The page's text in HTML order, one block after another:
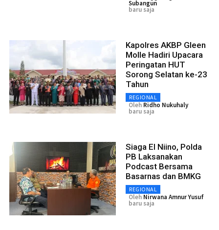
Subangun
baru saja
Kapolres AKBP Gleen
Molle Hadiri Upacara
Peringatan HUT
Sorong Selatan ke-23
Tahun
REGIONAL
Oleh Ridho Nukuhaly
baru saja
Siaga El Niino, Polda
PB Laksanakan
Podcast Bersama
Basarnas dan BMKG
REGIONAL
Oleh Nirwana Amnur Yusuf
baru saja